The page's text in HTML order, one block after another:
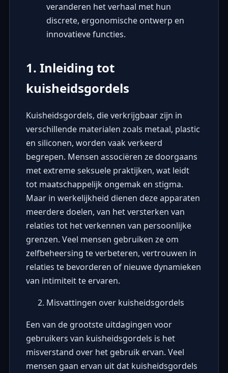
veranderen het verhaal met hun
discrete, ergonomische ontwerp en
innovatieve functies.
1. Inleiding tot
kuisheidsgordels
Kuisheidsgordels, die verkrijgbaar zijn in
verschillende materialen zoals metaal, plastic
en siliconen, worden vaak verkeerd
begrepen. Mensen associëren ze doorgaans
met extreme seksuele praktijken, wat leidt
tot maatschappelijk ongemak en stigma.
Maar in werkelijkheid dienen deze apparaten
meerdere doelen, van het versterken van
relaties tot het verkennen van persoonlijke
grenzen. Veel mensen gebruiken ze om
zelfbeheersing te verbeteren, vertrouwen in
relaties te bevorderen of nieuwe dynamieken
van intimiteit te ervaren.
Misvattingen over kuisheidsgordels
Een van de grootste uitdagingen voor
gebruikers van kuisheidsgordels is het
misverstand over het gebruik ervan. Veel
mensen gaan ervan uit dat kuisheidsgordels